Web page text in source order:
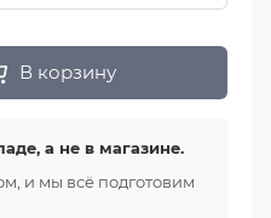
В корзину
а не в магазине.
и мы всё подготовим